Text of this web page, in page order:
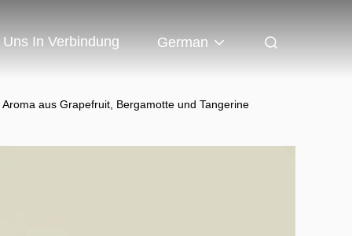
In Verbindung German
aus Grapefruit, Bergamotte und Tangerine